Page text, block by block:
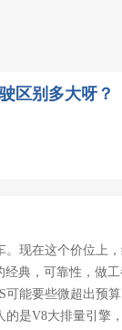
区别多大呀？
现在这个价位上
经典，可靠性，做
能要些微超出预
的是V8大排量引擎